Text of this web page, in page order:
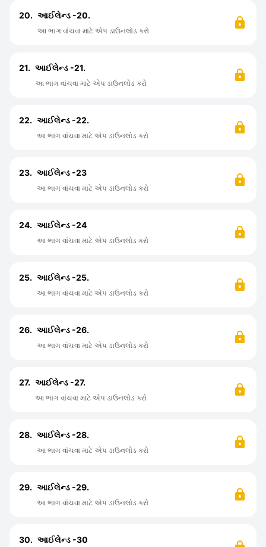
20. આઈલેન્ડ -20.
આ ભાગ વાંચવા માટે એપ ડાઉનલોડ કરો
21. આઈલેન્ડ -21.
આ ભાગ વાંચવા માટે એપ ડાઉનલોડ કરો
22. આઈલેન્ડ -22.
આ ભાગ વાંચવા માટે એપ ડાઉનલોડ કરો
23. આઈલેન્ડ -23
આ ભાગ વાંચવા માટે એપ ડાઉનલોડ કરો
24. આઈલેન્ડ -24
આ ભાગ વાંચવા માટે એપ ડાઉનલોડ કરો
25. આઈલેન્ડ -25.
આ ભાગ વાંચવા માટે એપ ડાઉનલોડ કરો
26. આઈલેન્ડ -26.
આ ભાગ વાંચવા માટે એપ ડાઉનલોડ કરો
27. આઈલેન્ડ -27.
આ ભાગ વાંચવા માટે એપ ડાઉનલોડ કરો
28. આઈલેન્ડ -28.
આ ભાગ વાંચવા માટે એપ ડાઉનલોડ કરો
29. આઈલેન્ડ -29.
આ ભાગ વાંચવા માટે એપ ડાઉનલોડ કરો
30. આઈલેન્ડ -30